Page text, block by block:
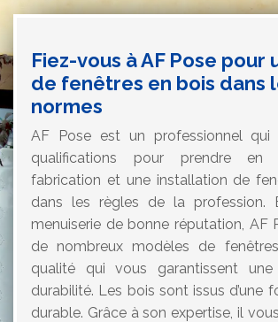
Fiez-vous à AF Pose pour
de fenêtres en bois dans
normes
AF Pose est un professionnel
qualifications pour prendre en
fabrication et une installation de
dans les règles de la profession.
menuiserie de bonne réputation, AF
de nombreux modèles de
qualité qui vous garantissent
durabilité. Les bois sont issus d’une
durable. Grâce à son expertise, il